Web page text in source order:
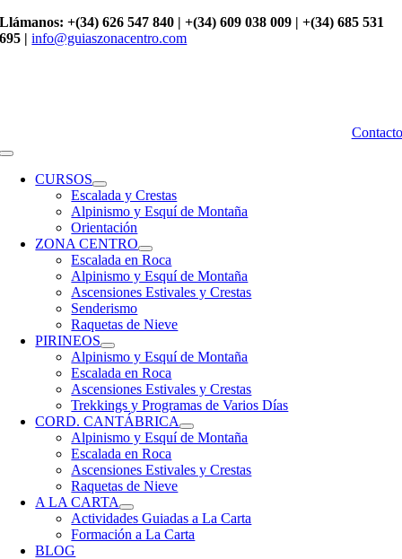
Saltar
al
Llámanos: +(34) 626 547 840 | +(34) 609 038 009 | +(34) 685 531
695 | info@guiaszonacentro.com
Contacto
Toggle
NavigationCURSOS
Escalada y Crestas
Alpinismo y Esquí de Montaña
Orientación
ZONA CENTRO
Escalada en Roca
Alpinismo y Esquí de Montaña
Ascensiones Estivales y Crestas
Senderismo
Raquetas de Nieve
PIRINEOS
Alpinismo y Esquí de Montaña
Escalada en Roca
Ascensiones Estivales y Crestas
Trekkings y Programas de Varios Días
CORD. CANTÁBRICA
Alpinismo y Esquí de Montaña
Escalada en Roca
Ascensiones Estivales y Crestas
Raquetas de Nieve
A LA CARTA
Actividades Guiadas a La Carta
Formación a La Carta
BLOG